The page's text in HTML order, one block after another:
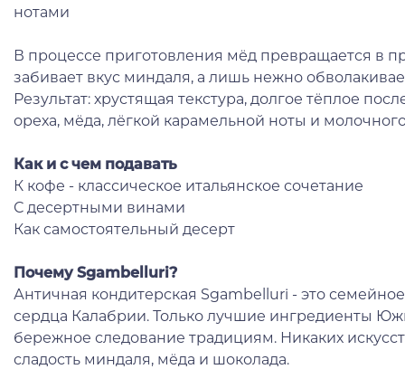
нотами
В процессе приготовления мёд превращается в
забивает вкус миндаля, а лишь нежно
Результат: хрустящая текстура, долгое тёплое
ореха, мёда, лёгкой карамельной ноты и
Как и с чем подавать
К кофе - классическое итальянское сочетание
С десертными винами
Как самостоятельный десерт
Почему Sgambelluri?
Античная кондитерская Sgambelluri - это
сердца Калабрии. Только лучшие ингредиенты
бережное следование традициям. Никаких
сладость миндаля, мёда и шоколада.